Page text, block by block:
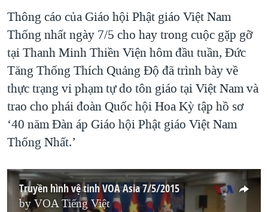
Thông cáo của Giáo hội Phật giáo Việt Nam
Thống nhất ngày 7/5 cho hay trong cuộc gặp gỡ
tại Thanh Minh Thiền Viện hôm đầu tuần, Đức
Tăng Thống Thích Quảng Độ đã trình bày về
thực trạng vi phạm tự do tôn giáo tại Việt Nam và
trao cho phái đoàn Quốc hội Hoa Kỳ tập hồ sơ
‘40 năm Đàn áp Giáo hội Phật giáo Việt Nam
Thống Nhất.’
Truyền hình vệ tinh VOA Asia 7/5/2015
byVOA Tiếng Việt